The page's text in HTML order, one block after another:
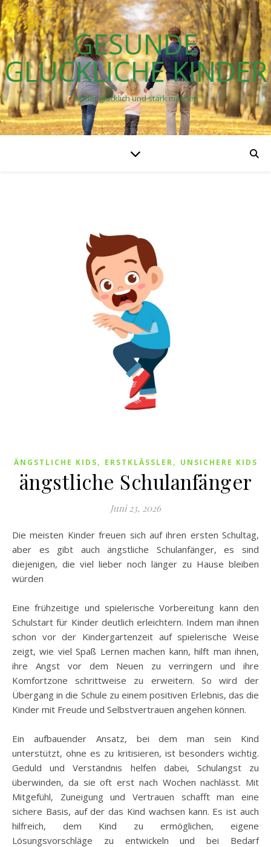
GESUNDE
GLÜCKLICHE KINDER
Kinder glücklich und stark machen
ÄNGSTLICHE KIDS, ERSTKLÄSSLER, UNSICHERE KIDS
ängstliche Schulanfänger
Juni 23, 2026
Die meisten Kinder freuen sich auf ihren ersten Schultag,
aber es gibt auch ängstliche Schulanfänger, es sind
diejenigen, die viel lieber noch länger zu Hause bleiben
würden
Eine frühzeitige und spielerische Vorbereitung kann den
Schulstart für Kinder deutlich erleichtern. Indem man ihnen
schon vor der Kindergartenzeit auf spielerische Weise
zeigt, wie viel Spaß Lernen machen kann, hilft man ihnen,
ihre Angst vor dem Neuen zu verringern und ihre
Komfortzone schrittweise zu erweitern. So wird der
Übergang in die Schule zu einem positiven Erlebnis, das die
Kinder mit Freude und Selbstvertrauen angehen können.
Ein aufbauender Ansatz, bei dem man sein Kind
unterstützt, ohne es zu kritisieren, ist besonders wichtig.
Geduld und Verständnis helfen dabei, Schulangst zu
überwinden, da sie oft erst nach Wochen nachlässt. Mit
Mitgefühl, Zuneigung und Vertrauen schafft man eine
sichere Basis, auf der das Kind wachsen kann. Es ist auch
hilfreich, dem Kind zu ermöglichen, eigene
Lösungsvorschläge zu entwickeln und bei Bedarf